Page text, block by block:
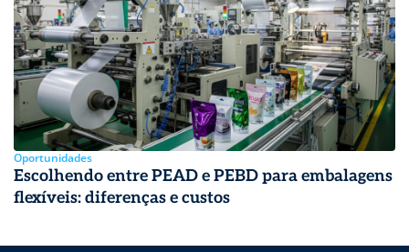
Oportunidades
Escolhendo entre PEAD e PEBD para embalagens
flexíveis: diferenças e custos